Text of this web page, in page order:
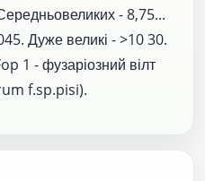
- 8,75...
Дуже великі - >10 30.
1 - фузаріозний вілт
f.sp.pisi).